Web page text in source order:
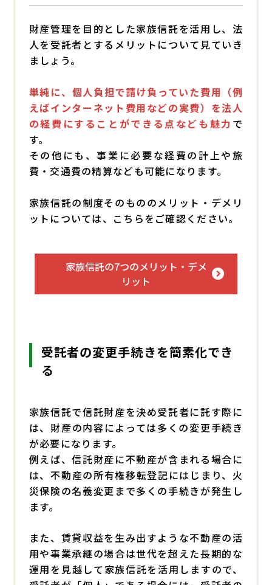
財産管理を目的とした家族信託を活用し、法
人を受託者とするメリットについて見ていき
ましょう。
単純に、個人負担で請け負っていた費用（例
えばインターネット費用などの実費）を法人
の経費にすることができる点なども魅力 で
す。
その他にも、事業に必要な経費の計上や旅
費・交通費の精算なども可能になります。
家族信託の制度そのもののメリット・デメリ
ットについては、こちらをご確認ください。
家族信託の7つのメリット・デメ
リット
受託者の変更手続きを簡素化でき
る
家族信託で信託財産を決め受託者に託す際に
は、財産の内容によっては多くの変更手続き
が必要になります。
例えば、信託財産に不動産が含まれる場合に
は、不動産の所有権移転登記にはじまり、火
災保険の名義変更まで多くの手続きが発生し
ます。
また、賃貸収益を生み出すような不動産の活
用や事業承継の場合は世代を超えた長期的な
運用を見越して家族信託を活用しますので、